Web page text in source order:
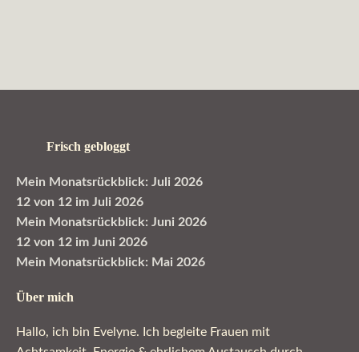
Frisch gebloggt
Mein Monatsrückblick: Juli 2026
12 von 12 im Juli 2026
Mein Monatsrückblick: Juni 2026
12 von 12 im Juni 2026
Mein Monatsrückblick: Mai 2026
Über mich
Hallo, ich bin Evelyne. Ich begleite Frauen mit